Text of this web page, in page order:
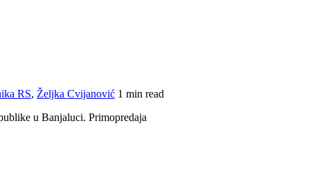
RS, Željka Cvijanović 1 min read
u Banjaluci. Primopredaja